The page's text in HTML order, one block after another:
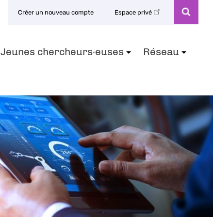
Créer un nouveau compte Espace privé
Jeunes chercheurs·euses Réseau